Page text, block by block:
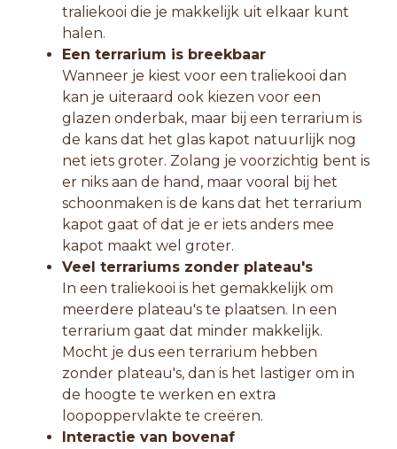
traliekooi die je makkelijk uit elkaar kunt
halen.
Een terrarium is breekbaar
Wanneer je kiest voor een traliekooi dan
kan je uiteraard ook kiezen voor een
glazen onderbak, maar bij een terrarium is
de kans dat het glas kapot natuurlijk nog
net iets groter. Zolang je voorzichtig bent is
er niks aan de hand, maar vooral bij het
schoonmaken is de kans dat het terrarium
kapot gaat of dat je er iets anders mee
kapot maakt wel groter.
Veel terrariums zonder plateau's
In een traliekooi is het gemakkelijk om
meerdere plateau's te plaatsen. In een
terrarium gaat dat minder makkelijk.
Mocht je dus een terrarium hebben
zonder plateau's, dan is het lastiger om in
de hoogte te werken en extra
loopoppervlakte te creëren.
Interactie van bovenaf